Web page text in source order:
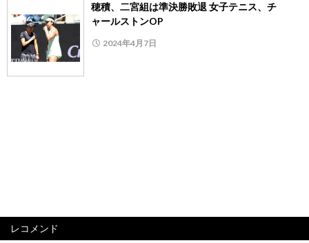
穂積、二宮組は準決勝敗退 女子テニス、チ
ャールストンOP
2024年4月7日
レコメンド